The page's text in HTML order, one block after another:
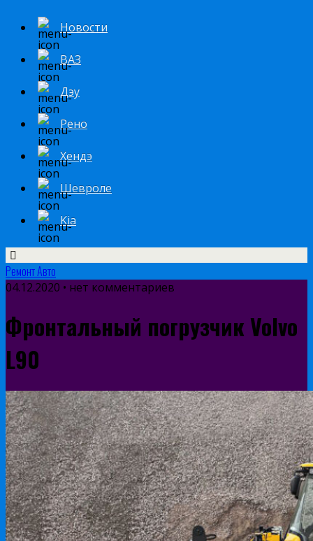
Новости
ВАЗ
Дэу
Рено
Хендэ
Шевроле
Kia
Ремонт Авто
04.12.2020 • нет комментариев
Фронтальный погрузчик Volvo
L90